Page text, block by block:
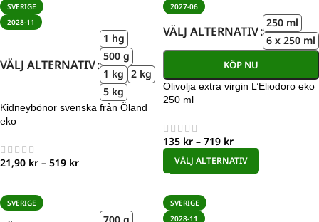
SVERIGE
2028-11
VÄLJ ALTERNATIV
1 hg
500 g
1 kg 2 kg
5 kg
Kidneybönor svenska från Öland
eko
21,90 kr – 519 kr
2027-06
VÄLJ ALTERNATIV
250 ml
6 x 250 ml
KÖP NU
Olivolja extra virgin L’Eliodoro eko
250 ml
135 kr – 719 kr
VÄLJ ALTERNATIV
SVERIGE
SVERIGE
2028-11